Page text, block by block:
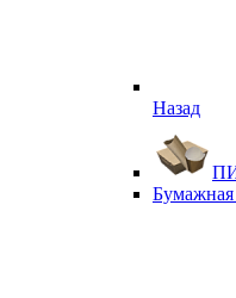
Назад
Бумажная